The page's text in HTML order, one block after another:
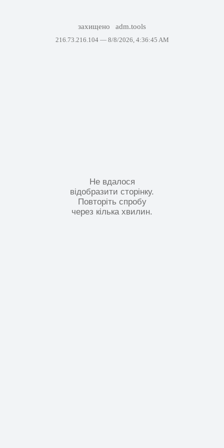
захищено adm.tools
216.73.216.104 — 8/8/2026, 4:36:45 AM
Не вдалося
відобразити сторінку.
Повторіть спробу
через кілька хвилин.